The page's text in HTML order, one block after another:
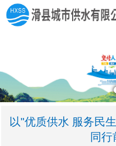
以"优质供水 服务民
同